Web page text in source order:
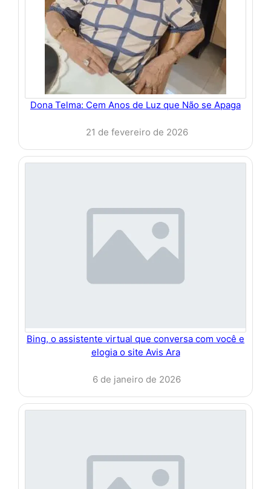
Dona Telma: Cem Anos de Luz que Não se Apaga
21 de fevereiro de 2026
Bing, o assistente virtual que conversa com você e
elogia o site Avis Ara
6 de janeiro de 2026